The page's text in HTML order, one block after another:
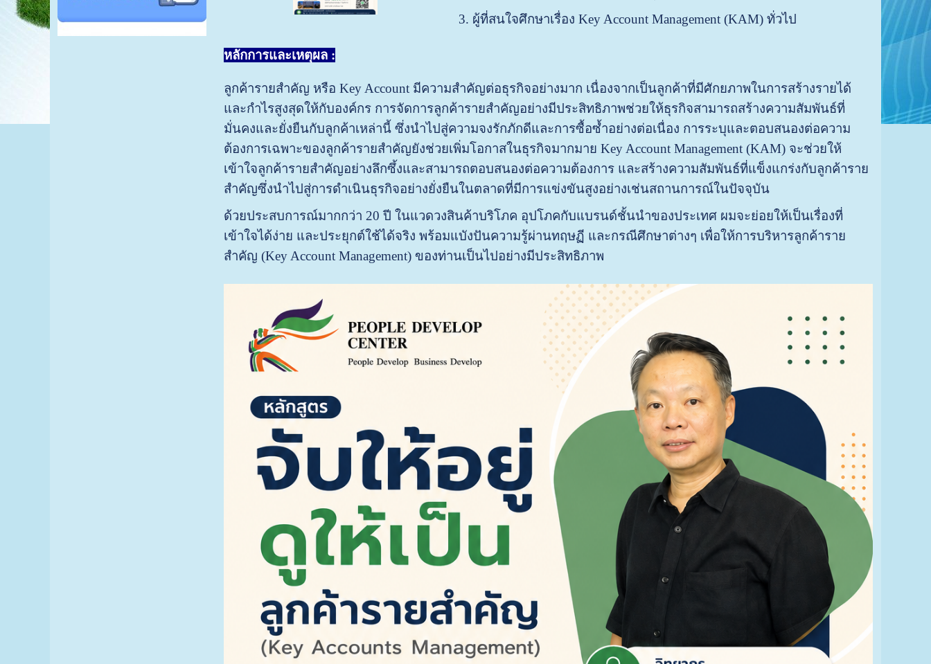
3. ผู้ที่สนใจศึกษาเรื่อง Key Account Management (KAM) ทั่วไป
หลักการและเหตุผล :
ลูกค้ารายสำคัญ หรือ Key Account มีความสำคัญต่อธุรกิจอย่างมาก เนื่องจากเป็นลูกค้าที่มีศักยภาพในการสร้างรายได้
และกำไรสูงสุดให้กับองค์กร การจัดการลูกค้ารายสำคัญอย่างมีประสิทธิภาพช่วยให้ธุรกิจสามารถสร้างความสัมพันธ์ที่
มั่นคงและยั่งยืนกับลูกค้าเหล่านี้ ซึ่งนำไปสู่ความจงรักภักดีและการซื้อซ้ำอย่างต่อเนื่อง การระบุและตอบสนองต่อความ
ต้องการเฉพาะของลูกค้ารายสำคัญยังช่วยเพิ่มโอกาสในธุรกิจมากมาย Key Account Management (KAM) จะช่วยให้
เข้าใจลูกค้ารายสำคัญอย่างลึกซึ้งและสามารถตอบสนองต่อความต้องการ และสร้างความสัมพันธ์ที่แข็งแกร่งกับลูกค้าราย
สำคัญซึ่งนำไปสู่การดำเนินธุรกิจอย่างยั่งยืนในตลาดที่มีการแข่งขันสูงอย่างเช่นสถานการณ์ในปัจจุบัน
ด้วยประสบการณ์มากกว่า 20 ปี ในแวดวงสินค้าบริโภค อุปโภคกับแบรนด์ชั้นนำของประเทศ ผมจะย่อยให้เป็นเรื่องที่
เข้าใจได้ง่าย และประยุกต์ใช้ได้จริง พร้อมแบังปันความรู้ผ่านทฤษฏี และกรณีศึกษาต่างๆ เพื่อให้การบริหารลูกค้าราย
สำคัญ (Key Account Management) ของท่านเป็นไปอย่างมีประสิทธิภาพ